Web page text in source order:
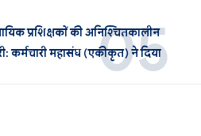
प्रशिक्षकों की अनिश्चितकालीन
कर्मचारी महासंघ (एकीकृत) ने दिया